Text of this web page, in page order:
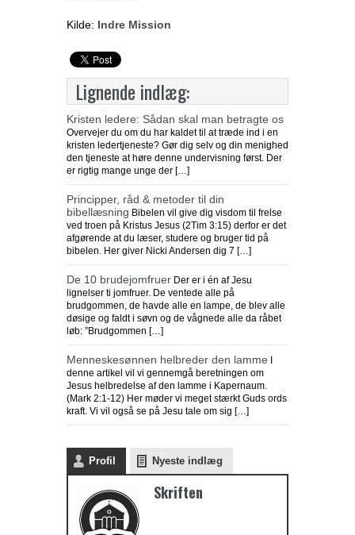
Kilde: Indre Mission
Lignende indlæg:
Kristen ledere: Sådan skal man betragte os
Overvejer du om du har kaldet til at træde ind i en
kristen ledertjeneste? Gør dig selv og din menighed
den tjeneste at høre denne undervisning først. Der
er rigtig mange unge der […]
Principper, råd & metoder til din
bibellæsning Bibelen vil give dig visdom til frelse
ved troen på Kristus Jesus (2Tim 3:15) derfor er det
afgørende at du læser, studere og bruger tid på
bibelen. Her giver Nicki Andersen dig 7 […]
De 10 brudejomfruer Der er i én af Jesu
lignelser ti jomfruer. De ventede alle på
brudgommen, de havde alle en lampe, de blev alle
døsige og faldt i søvn og de vågnede alle da råbet
løb: ”Brudgommen […]
Menneskesønnen helbreder den lamme
denne artikel vil vi gennemgå beretningen om
Jesus helbredelse af den lamme i Kapernaum.
(Mark 2:1-12) Her møder vi meget stærkt Guds ords
kraft. Vi vil også se på Jesu tale om sig […]
Profil Nyeste indlæg
Skriften